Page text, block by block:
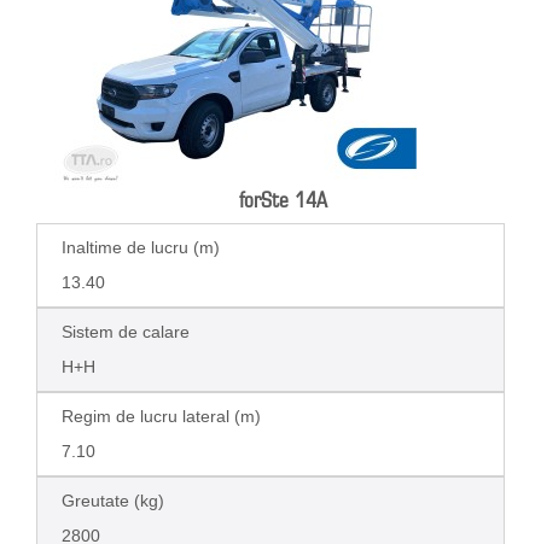
forSte 14A
Inaltime de lucru (m)
13.40
Sistem de calare
H+H
Regim de lucru lateral (m)
7.10
Greutate (kg)
2800